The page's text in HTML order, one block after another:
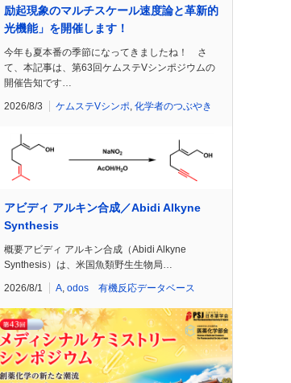
励起現象のマルチスケール速度論と革新的
光機能」を開催します！
今年も夏本番の季節になってきましたね！ さ
て、本記事は、第63回ケムステVシンポジウムの
開催告知です…
2026/8/3 ケムステVシンポ 化学者のつぶやき
アビディ アルキン合成／Abidi Alkyne
Synthesis
概要アビディ アルキン合成（Abidi Alkyne
Synthesis）は、米国魚類野生生物局…
2026/8/1 A odos 有機反応データベース